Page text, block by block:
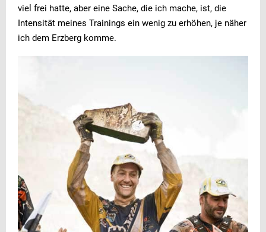
viel frei hatte, aber eine Sache, die ich mache, ist, die
Intensität meines Trainings ein wenig zu erhöhen, je näher
ich dem Erzberg komme.